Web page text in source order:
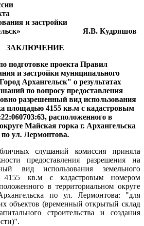
и застройки
Я.В. Кудряшов
ЗАКЛЮЧЕНИЕ
подготовке проекта Правил
и застройки муниципального
Архангельск" о результатах
по вопросу предоставления
разрешенный вид использования
площадью 4155 кв.м с кадастровым
расположенного в
Майская горка г. Архангельска
по ул. Лермонтова.
слушаний комиссия приняла
предоставления разрешения на
вид использования земельного
4155 кв.м с кадастровым номером
в территориальном округе
по ул. Лермонтова: "для
объектов (временный открытый склад
строительства и создания